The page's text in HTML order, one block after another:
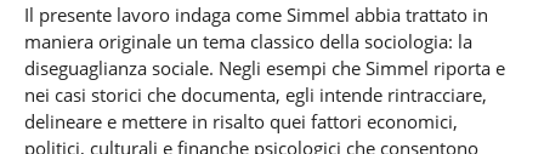
Il presente lavoro indaga come Simmel abbia trattato in
maniera originale un tema classico della sociologia: la
diseguaglianza sociale. Negli esempi che Simmel riporta e
nei casi storici che documenta, egli intende rintracciare,
delineare e mettere in risalto quei fattori economici,
politici, culturali e finanche psicologici che consentono